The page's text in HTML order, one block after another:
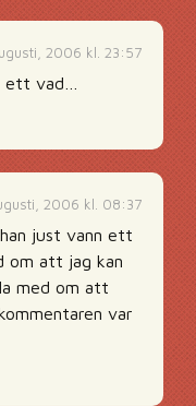
2006 kl. 23:57
ett vad…
2006 kl. 08:37
just vann ett
om att jag kan
med om att
var